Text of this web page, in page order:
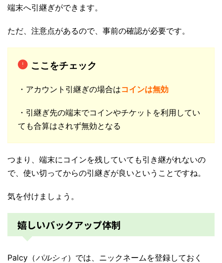
端末へ引継ぎができます。
ただ、注意点があるので、事前の確認が必要です。
ここをチェック
・アカウント引継ぎの場合はコインは無効
・引継ぎ先の端末でコインやチケットを利用してい
ても合算はされず無効となる
つまり、端末にコインを残していても引き継がれないの
で、使い切ってからの引継ぎが良いということですね。
気を付けましょう。
嬉しいバックアップ体制
Palcy（パルシィ）では、ニックネームを登録しておく